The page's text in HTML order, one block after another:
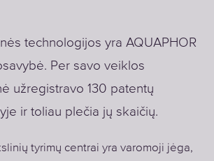
technologijos yra AQUAPHOR
Per savo veiklos
užregistravo 130 patentų
ir toliau plečia jų skaičių.
tyrimų centrai yra varomoji jėga,